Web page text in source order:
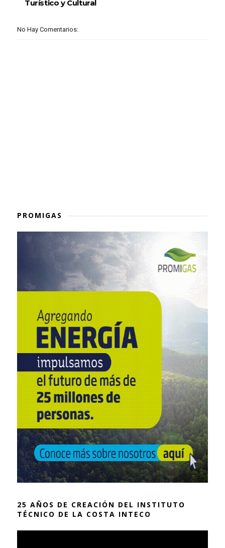
Turístico y Cultural
No Hay Comentarios:
PROMIGAS
25 AÑOS DE CREACIÓN DEL INSTITUTO
TÉCNICO DE LA COSTA INTECO